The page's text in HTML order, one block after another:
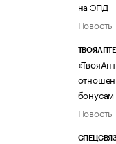
на ЭПД
Новость
бонусам
Новость